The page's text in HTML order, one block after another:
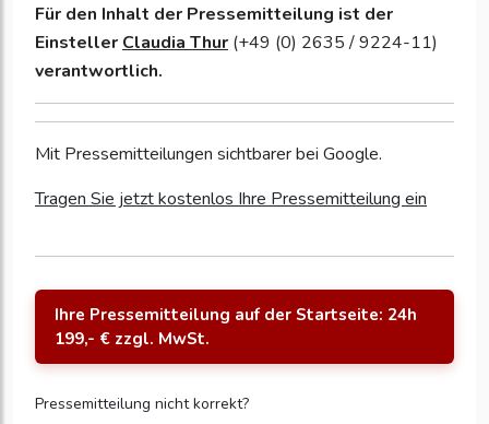
Für den Inhalt der Pressemitteilung ist der
Einsteller Claudia Thur (+49 (0) 2635 / 9224-11)
verantwortlich.
Mit Pressemitteilungen sichtbarer bei Google.
Tragen Sie jetzt kostenlos Ihre Pressemitteilung ein
Ihre Pressemitteilung auf der Startseite: 24h
199,- € zzgl. MwSt.
Pressemitteilung nicht korrekt?